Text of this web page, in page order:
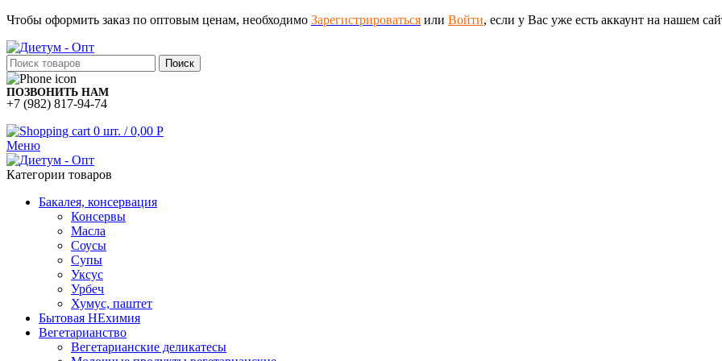
Чтобы оформить заказ по оптовым ценам, необходимо Зарегистрироваться или Войти, если у Вас уже есть аккаунт на нашем
Поиск
ПОЗВОНИТЬ НАМ
+7 (982) 817-94-74
0 шт. / 0,00 Р
Меню
Категории товаров
Бакалея, консервация
Консервы
Масла
Соусы
Супы
Уксус
Урбеч
Хумус, паштет
Бытовая НЕхимия
Вегетарианство
Вегетарианские деликатесы